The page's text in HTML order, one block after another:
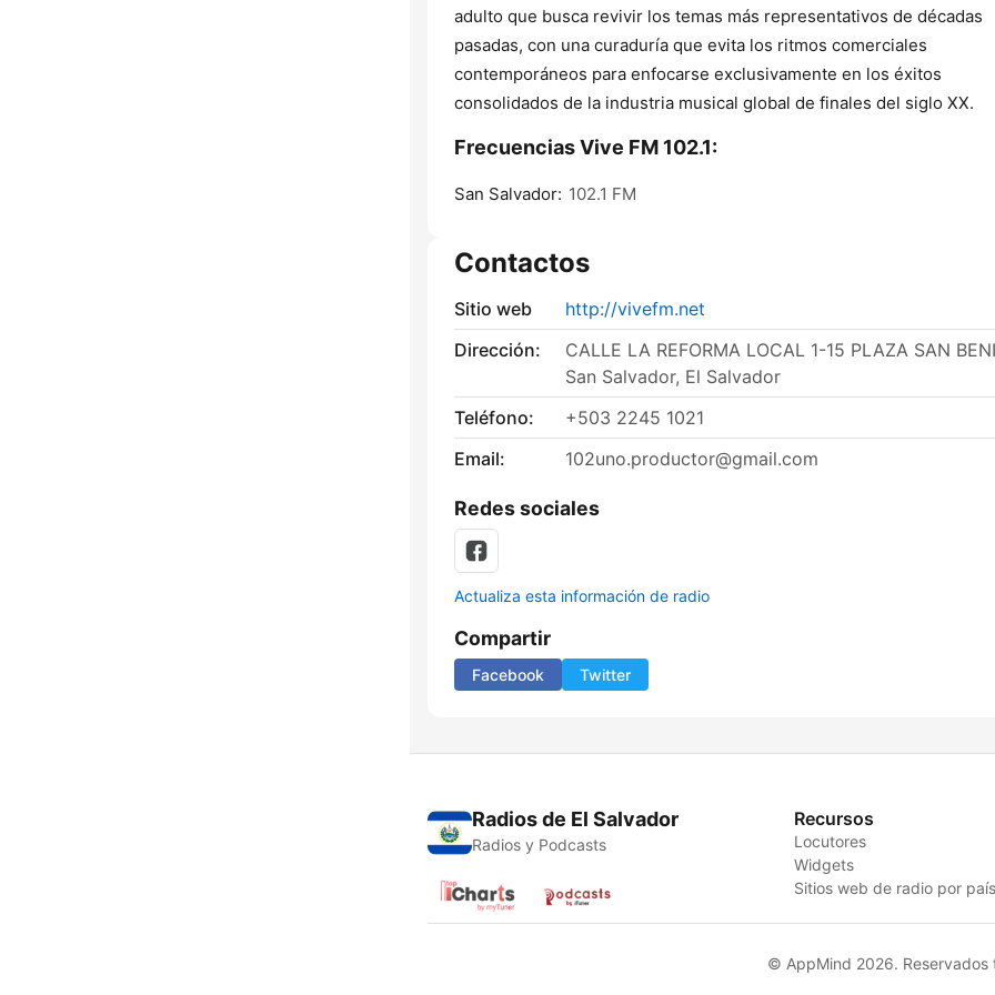
adulto que busca revivir los temas más representativos de décadas
pasadas, con una curaduría que evita los ritmos comerciales
contemporáneos para enfocarse exclusivamente en los éxitos
consolidados de la industria musical global de finales del siglo XX.
Frecuencias Vive FM 102.1:
San Salvador: 102.1 FM
Contactos
Sitio web
http://vivefm.net
Dirección:
CALLE LA REFORMA LOCAL 1-15 PLAZA SAN
San Salvador, El Salvador
Teléfono:
+503 2245 1021
Email:
102uno.productor@gmail.com
Redes sociales
Actualiza esta información de radio
Compartir
Facebook Twitter
Radios de El Salvador
Radios y Podcasts
Recursos
Locutores
Widgets
Sitios web de radio por
© AppMind 2026. Reservados